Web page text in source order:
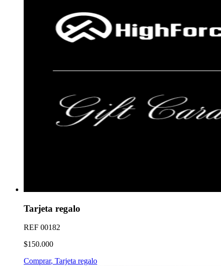
Tarjeta regalo
REF 00182
$150.000
Comprar, Tarjeta regalo